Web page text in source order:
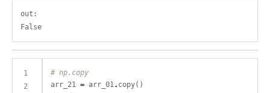
out:
False
1
2
# np.copy
arr_21 = arr_01.